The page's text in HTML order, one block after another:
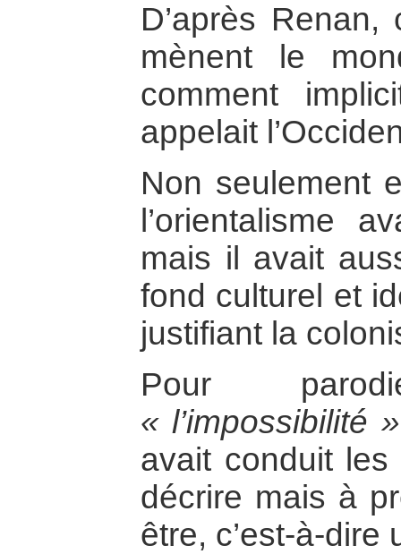
D’après
mènent le
comment
appelait
Non seulement
l’orientalisme
mais il avait
fond culturel et
justifiant la
Pour
« l’impossibilité »
avait conduit
décrire mais à
être, c’est-à-dire